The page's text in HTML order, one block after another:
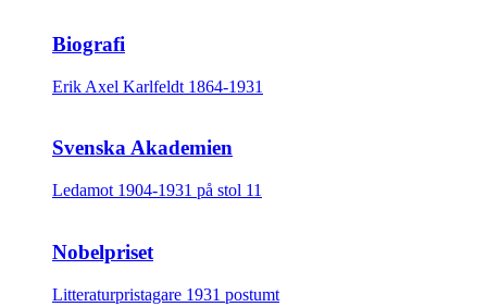
Biografi
Erik Axel Karlfeldt 1864-1931
Svenska Akademien
Ledamot 1904-1931 på stol 11
Nobelpriset
Litteraturpristagare 1931 postumt